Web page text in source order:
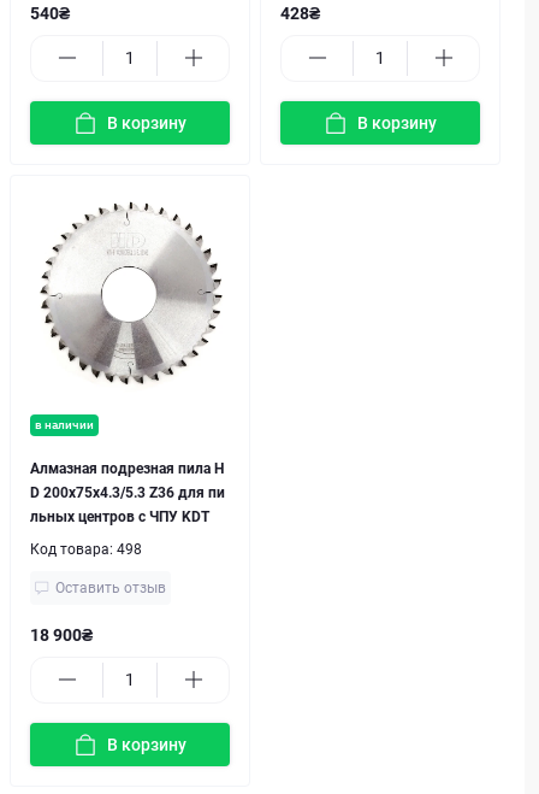
540₴
В корзину
428₴
В корзину
в наличии
Алмазная подрезная пила H
D 200х75х4.3/5.3 Z36 для пи
льных центров с ЧПУ KDT
Код товара: 498
Оставить отзыв
18 900₴
В корзину